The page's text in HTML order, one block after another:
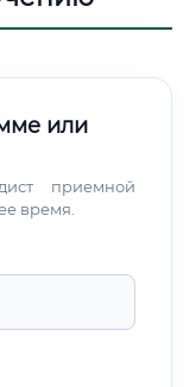
или
приемной
время.